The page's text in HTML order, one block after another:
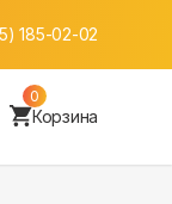
185-02-02
0
Корзина